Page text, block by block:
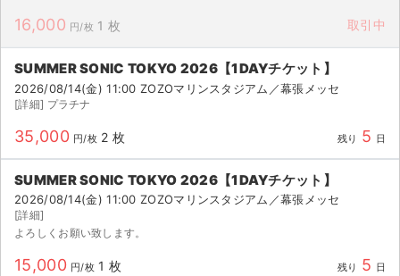
16,000 円/枚 1 枚 取引中
SUMMER SONIC TOKYO 2026【1DAYチケット】
2026/08/14(金) 11:00 ZOZOマリンスタジアム／幕張メッセ
[詳細] プラチナ
35,000 円/枚 2 枚 残り 5 日
SUMMER SONIC TOKYO 2026【1DAYチケット】
2026/08/14(金) 11:00 ZOZOマリンスタジアム／幕張メッセ
[詳細]
よろしくお願い致します。
15,000 円/枚 1 枚 残り 5 日